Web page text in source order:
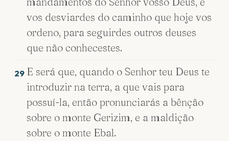
vos desviardes do caminho que hoje vos
ordeno, para seguirdes outros deuses
que não conhecestes.
29 E será que, quando o Senhor teu Deus te
introduzir na terra, a que vais para
possuí-la, então pronunciarás a bênção
sobre o monte Gerizim, e a maldição
sobre o monte Ebal.